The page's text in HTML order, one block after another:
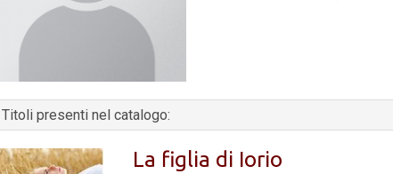
Titoli presenti nel catalogo:
La figlia di Iorio